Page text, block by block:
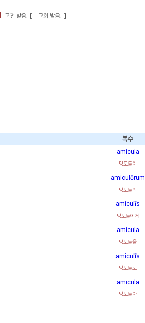
고전 발음: [] 교회 발음: []
복수
amicula
망토들이
amiculōrum
망토들의
amiculīs
망토들에게
amicula
망토들을
amiculīs
망토들로
amicula
망토들아